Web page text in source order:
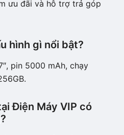
ưu đãi và hỗ trợ trả góp
hình gì nổi bật?
pin 5000 mAh, chạy
Điện Máy VIP có